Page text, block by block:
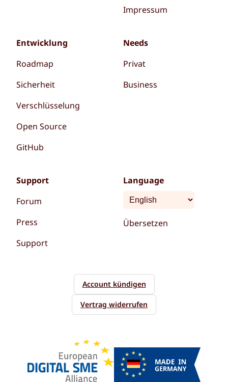
Impressum
Entwicklung
Roadmap
Sicherheit
Verschlüsselung
Open Source
GitHub
Needs
Privat
Business
Support
Forum
Press
Support
Language
Übersetzen
Account kündigen
Vertrag widerrufen